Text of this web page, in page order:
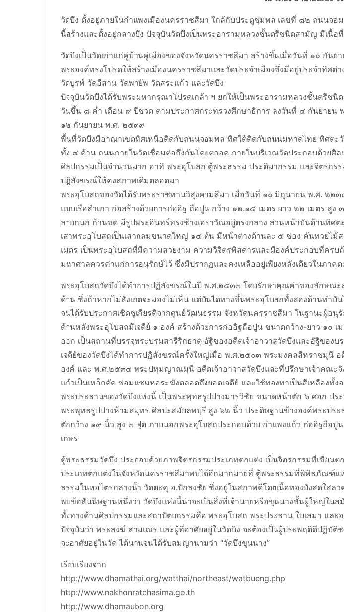
วัดบึง ตั้งอยู่ภายในกำแพงเมืองนครราชสีมา ใกล้กับประตูชุมพล เลขที่ ๘๒ ถนนจอ
นี้สร้างและตั้งอยู่กลางบึง ปัจจุบันวัดบึงเป็นพระอารามหลวงชั้นตรีชนิดสามัญ มีเนื้อ
วัดบึงเป็นวัดเก่าแก่คู่บ้านคู่เมืองของจังหวัดนครราชสีมา สร้างขึ้นเมื่อวันที่ ๑๐ กั
พระองค์ทรงโปรดให้สร้างเมืองนครราชสีมาและวัดประจำเมืองซึ่งมีอยู่ประจำทิศ
วัดบูรพ์ วัดอีสาน วัดพายัพ วัดสระแก้ว และวัดบึง
ปัจจุบันวัดบึงได้รับพระมหากรุณาโปรดเกล้า ฯ ยกให้เป็นพระอารามหลวงชั้นตรี
วันขึ้น ๘ ค่ำ เดือน ๙ ปีชวด ตามประกาศกระทรวงศึกษาธิการ ลงวันที่ ๔ กันยาย
๑๒ กันยายน พ.ศ. ๒๕๓๙
พื้นที่วัดบึงมีอาณาเขตทิศเหนือติดกับถนนจอมพล ทิศใต้ติดกับถนนมหาดไทย ทิศต
ทั้ง ๔ ด้าน ถนนภายในวัดเชื่อมต่อถึงกันโดยตลอด ภายในบริเวณวัดประกอบด้วย
ศิลปกรรมเป็นจำนวนมาก อาทิ พระอุโบสถ ตู้พระธรรม ประติมากรรม และจิตรกร
ปฏิสังขรณ์ให้คงสภาพเดิมตลอดมา
พระอุโบสถของวัดได้รับพระราชทานวิสุงคามสีมา เมื่อวันที่ ๑๐ มิถุนายน พ.ศ. ๒
แบบเรือสำเภา ก่อสร้างด้วยการก่ออิฐ ถือปูน กว้าง ๑๒.๑๕ เมตร ยาว ๒๒ เมตร
ลายกนก ก้านขด มีรูปพระอินทร์ทรงช้างเอราวัณอยู่ตรงกลาง ส่วนหน้าบันด้านทิ
เสาพระอุโบสถเป็นเสากลมขนาดใหญ่ ๑๔ ต้น มีหน้าต่างด้านละ ๕ ช่อง คันทวยไ
เมตร เป็นพระอุโบสถที่มีความสวยงาม ความวิจิตรพิสดารและมีองค์ประกอบที่ค
มหาศาลควรค่าแก่การอนุรักษ์ไว้ ซึ่งมีปรากฏและคงเหลืออยู่เพียงหลังเดียวในภาคต
พระอุโบสถวัดบึงได้ทำการปฏิสังขรณ์ในปี พ.ศ.๒๕๓๓ โดยรักษาคุณค่าของลักษณะ
ด้าน ซึ่งถ้าหากไม่สังเกตจะมองไม่เห็น แต่บันไดทางขึ้นพระอุโบสถทั้งสองด้านทำ
จนได้รับประกาศเชิดชูเกียรติจากศูนย์วัฒนธรรม จังหวัดนครราชสีมา ในฐานะผู้
ด้านหลังพระอุโบสถมีเจดีย์ ๑ องค์ สร้างด้วยการก่ออิฐถือปูน ขนาดกว้าง-ยาว ๑๐
ออก เป็นสถานที่บรรจุพระบรมสารีริกธาตุ อัฐิของอดีตเจ้าอาวาสวัดบึงและอัฐิของ
เจดีย์ของวัดบึงได้ทำการปฏิสังขรณ์ครั้งใหญ่เมื่อ พ.ศ.๒๕๐๓ พระมงคลสีหราชมุนี
องค์ และ พ.ศ.๒๕๓๔ พระปทุมญาณมุนี อดีตเจ้าอาวาสวัดบึงและที่ปรึกษาเจ้าคณะ
แก้วเป็นเหล็กดัด ซ่อมแซมหอระฆังตลอดถึงยอดเจดีย์ และใช้ทองทาเป็นสีเหลืองทั้ง
พระประธานของวัดบึงแห่งนี้ เป็นพระพุทธรูปปางมารวิชัย ขนาดหน้าตัก ๖ ศอก ป
พระพุทธรูปปางห้ามสมุทร ศิลปะสมัยลพบุรี สูง ๖๒ นิ้ว ประดิษฐานข้างองค์พระป
ตักกว้าง ๑๙ นิ้ว สูง ๓ ฟุต ภายนอกพระอุโบสถประกอบด้วย กำแพงแก้ว ก่ออิฐถือ
เกษร
ตู้พระธรรมวัดบึง ประกอบด้วยภาพจิตรกรรมประเภทตกแต่ง เป็นจิตรกรรมที่เขีย
ประเภทตกแต่งในจังหวัดนครราชสีมาพบได้อีกมากมายที่ ตู้พระธรรมที่พิพิธภัณฑ์แ
ธรรมในหอไตรกลางน้ำ วัดตะคุ อ.ปักธงชัย ซึ่งอยู่ในสภาพดีโดยเนื้อทองยังสดใสลว
พบข้อสันนิษฐานหนึ่งว่า วัดบึงแห่งนี้น่าจะเป็นสิ่งที่เจ้านายหรือขุนนางชั้นผู้ใหญ่ใน
ทั้งทางด้านศิลปกรรมและสถาปัตยกรรมคือ พระอุโบสถ พระประธาน ใบเสมา แล
ปัจจุบันว่า พระสงฆ์ สามเณร และผู้ที่อาศัยอยู่ในวัดบึง จะต้องเป็นผู้ประพฤติดีปฏิบั
จะอาศัยอยู่ในวัด ได้นานจนได้รับสมญานามว่า “วัดบึงขุนนาง”
เรียบเรียงจาก
http://www.dhamathai.org/watthai/northeast/watbueng.php
http://www.nakhonratchasima.go.th
http://www.dhamaubon.org